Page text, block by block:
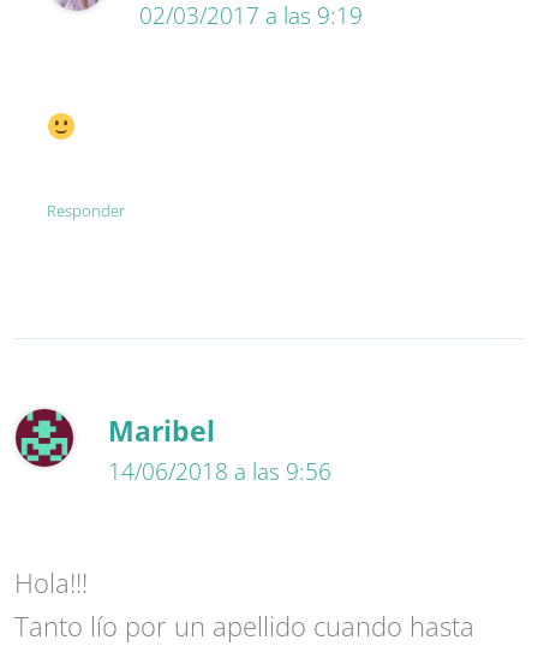
02/03/2017 a las 9:19
Responder
Maribel
14/06/2018 a las 9:56
Hola!!!
Tanto lío por un apellido cuando hasta